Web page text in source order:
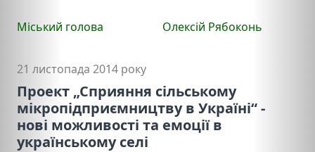
Міський голова Олексій Рябоконь
21 листопада 2014 року
Проект „Сприяння сільському
мікропідприємництву в Україні“ -
нові можливості та емоції в
українському селі